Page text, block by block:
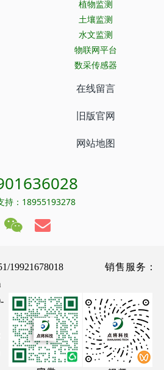
植物监测
土壤监测
水文监测
物联网平台
数采传感器
在线留言
旧版官网
网站地图
持：18955193278
19921678018 销售服务：